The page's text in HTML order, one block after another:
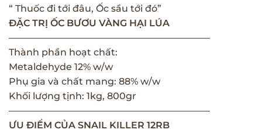
“ Thuốc đi tới đâu, Ốc sầu tới đó”
ĐẶC TRỊ ỐC BƯƠU VÀNG HẠI LÚA
—————————————————————–
Thành phần hoạt chất:
Metaldehyde 12% w/w
Phụ gia và chất mang: 88% w/w
Khối lượng tịnh: 1kg, 800gr
—————————————————————–
ƯU ĐIỂM CỦA SNAIL KILLER 12RB